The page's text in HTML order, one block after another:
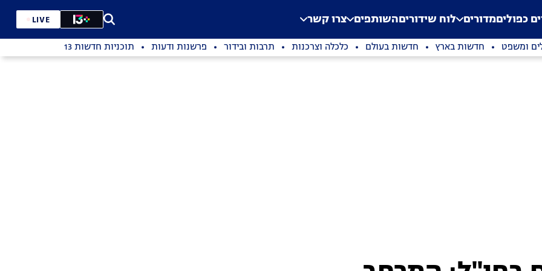
Application error: a
. כפוליםמדורים לוח שידוריםהשותפים צרו קשר LIVE
ומשפט חדשות בארץ חדשות בעולם כלכלה וצרכנות תרבות ובידור פרשנות ודעות תוכניות חדשות 13